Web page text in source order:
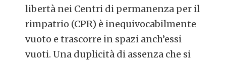
libertà nei Centri di permanenza per il
rimpatrio (CPR) è inequivocabilmente
vuoto e trascorre in spazi anch’essi
vuoti. Una duplicità di assenza che si